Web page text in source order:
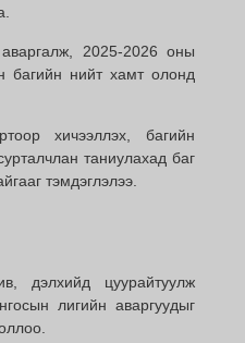
2025-2026 оны
багийн нийт хамт олонд
хичээллэх, багийн
таниулахад баг
тэмдэглэлээ.
дэлхийд цуурайтуулж
лигийн аваргуудыг